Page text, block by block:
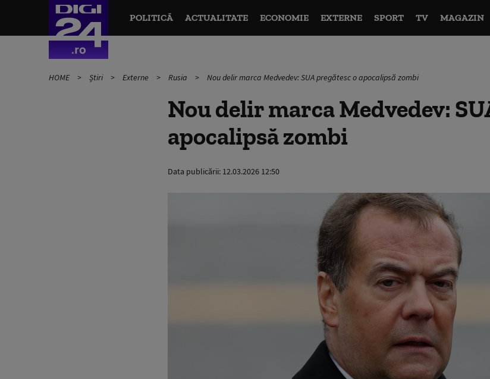
POLITICĂ ACTUALITATE ECONOMIE EXTERNE SPORT TV MAGAZIN
HOME Știri Externe Rusia Nou delir marca Medvedev: SUA pregătesc o apocalipsă zombi
Nou delir marca Medvedev:
apocalipsă zombi
Data publicării: 12.03.2026 12:50